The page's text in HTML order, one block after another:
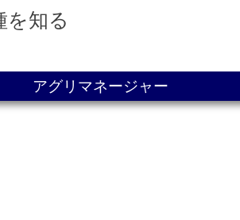
を知る
アグリマネージャー